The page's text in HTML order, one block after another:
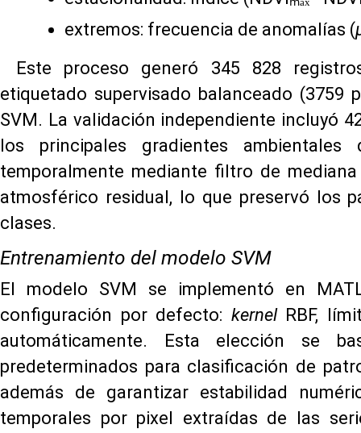
extremos: frecuencia de anomalías (
Este proceso generó 345 828
etiquetado supervisado balanceado
SVM. La validación independiente incluyó
los principales gradientes
temporalmente mediante filtro de
atmosférico residual, lo que preservó los
clases.
Entrenamiento del modelo SVM
El modelo SVM se implementó en
configuración por defecto: kernelRBF,
automáticamente. Esta elección se
predeterminados para clasificación de
además de garantizar estabilidad
temporales por pixel extraídas de las